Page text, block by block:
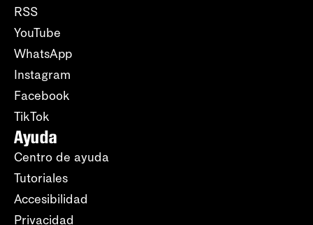
RSS
YouTube
WhatsApp
Instagram
Facebook
TikTok
Ayuda
Centro de ayuda
Tutoriales
Accesibilidad
Privacidad